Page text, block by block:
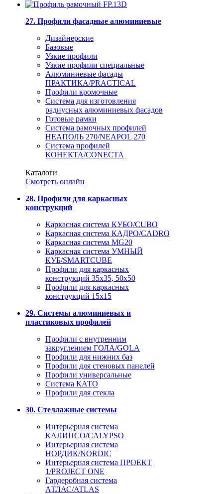
27. Профили фасадные алюминиевые
Дизайнерские
Базовые
Узкие профили
Узкие профили специальные
Алюминиевые фасады
ПРАКТИКА/PRACTICAL
Профили кромочные
Система для изготовления
радиусных алюминиевых фасадов
Готовые рамки
Система рамочных профилей
НЕАПОЛЬ 270/NEAPOL 270
Система профилей
КОНЕКТА/CONECTA
Каталоги
Смотреть онлайн
28. Профили для каркасных
конструкций
Каркасная система КУБО/CUBO
Каркасная система КАДРО/CADRO
Каркасная система MG20
Каркасная система УМНЫЙ
КУБ/SMARTCUBE
Профили для каркасных
конструкций 35x35, 50x50
Профили для каркасных
конструкций 15х15
29. Системы алюминиевых и
пластиковых профилей
Профили с внутренним
закруглением ГОЛА/GOLA
Профили для нижних баз
Профили для стеновых панелей
Профили универсальные
Система КАТО
Профили для стекла
30. Стеллажные системы
Интерьерная система
КАЛИПСО/CALYPSO
Интерьерная система
НОРДИК/NORDIC
Интерьерная система ПРОЕКТ
1/PROJECT ONE
Гардеробная система
АТЛАС/ATLAS